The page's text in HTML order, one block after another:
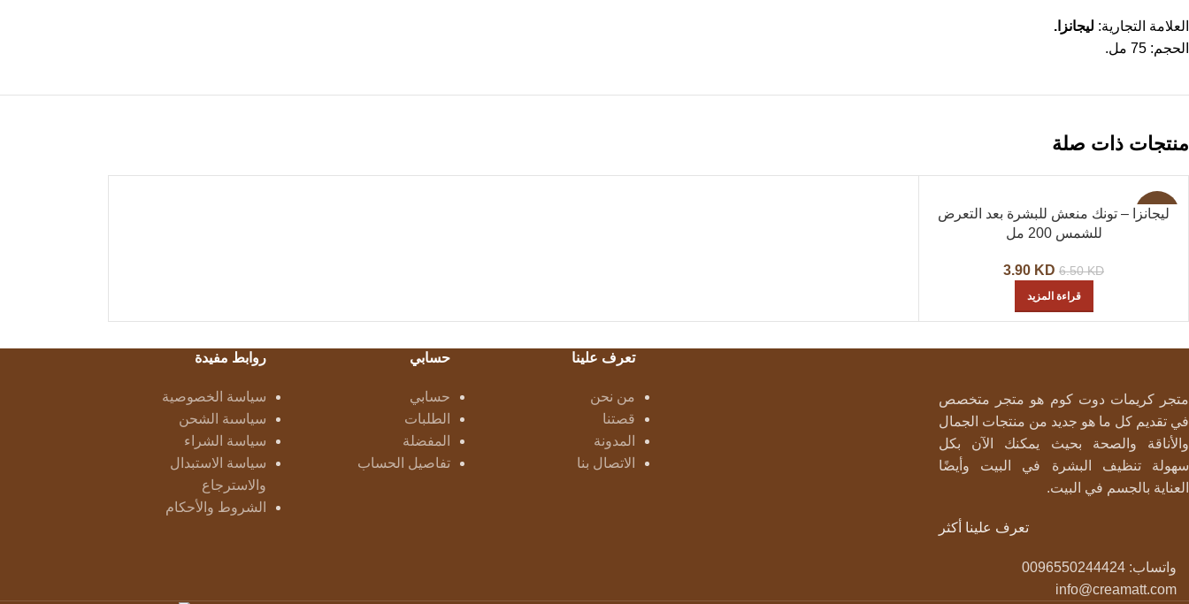
العلامة التجارية: ليجانزا.
الحجم: 75 مل.
منتجات ذات صلة
-40%
ليجانزا – تونك منعش للبشرة بعد التعرض
للشمس 200 مل
6.50KD
3.90 KD
قراءة المزيد
متجر كريمات دوت كوم هو متجر متخصص
في تقديم كل ما هو جديد من منتجات الجمال
والأناقة والصحة بحيث يمكنك الآن بكل
سهولة تنظيف البشرة في البيت وأيضًا
العناية بالجسم في البيت.
تعرف علينا أكثر
واتساب: 0096550244424
info@creamatt.com
تعرف علينا
من نحن
قصتنا
المدونة
الاتصال بنا
حسابي
حسابي
الطلبات
المفضلة
تفاصيل الحساب
روابط مفيدة
سياسة الخصوصية
سياسىة الشحن
سياسة الشراء
سياسة الاستبدال
والاسترجاع
الشروط والأحكام